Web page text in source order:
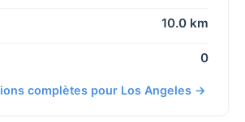
10.0 km
0
complètes pour Los Angeles →